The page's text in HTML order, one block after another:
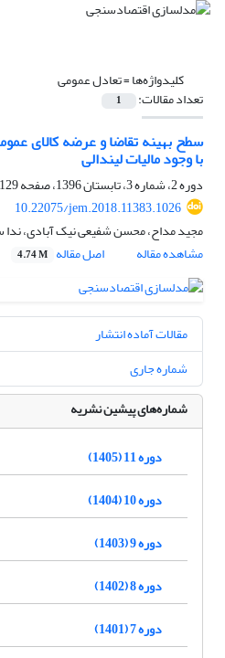
کلیدواژه‌ها =تعادل عمومی
تعداد مقالات: 1
سطح بهینه تقاضا و عرضه کالای
با وجود مالیات لیندالی
دوره 2، شماره 3، تابستان 1396، صفحه
129-157
10.22075/jem.2018.11383.1026
مجید مداح، محسن شفیعی نیک آبادی،
مشاهده مقاله
اصل مقاله 4.74 M
مقالات آماده انتشار
شماره جاری
شماره‌های پیشین نشریه
دوره 11 (1405)
دوره 10 (1404)
دوره 9 (1403)
دوره 8 (1402)
دوره 7 (1401)